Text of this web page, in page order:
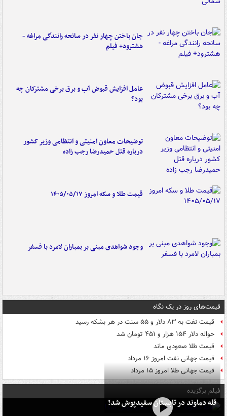
جان باختن چهار نفر در سانحه رانندگی مراغه -
هشترود+ فیلم
عامل افزایش قبوض آب و برق برخی مشترکان چه
بود؟
توضیحات معاون امنیتی و انتظامی وزیر کشور
درباره قتل حمیدرضا رجب زاده
قیمت طلا و سکه امروز ۱۴۰۵/۰۵/۱۷
وجود شواهدی مبنی بر بمباران لامرد با فسفر
قیمت‌های روز در یک نگاه
قیمت نفت به ۸۳ دلار و ۵۵ سنت در هر بشکه رسید
حواله دلار ۱۵۴ هزار و ۴۵۱ تومان شد
قیمت طلا صعودی ماند
قیمت جهانی نفت امروز ۱۶ مرداد
قیمت جهانی طلا امروز ۱۵ مرداد
فیلم برگزیده
قله دماوند در تابستان سفیدپوش شد!